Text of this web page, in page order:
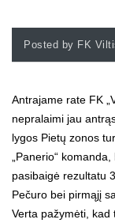
Posted by FK
Antrajame rate FK
nepralaimi jau
lygos Pietų zonos
„Panerio“
pasibaigė rezultatu
Pečuro bei pirmąjį
Verta pažymėti, kad